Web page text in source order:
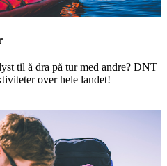
til å dra på tur med andre? DNT
over hele landet!